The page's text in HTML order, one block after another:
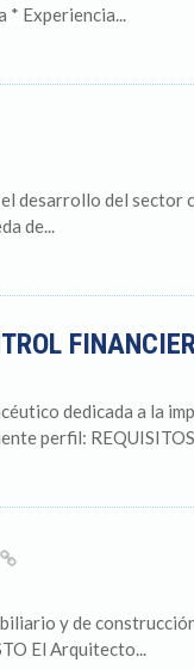
* Experiencia...
desarrollo del sector
de...
dedicada a la
perfil:
y de
El Arquitecto...